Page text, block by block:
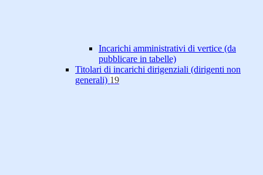
Incarichi amministrativi di vertice (da
pubblicare in tabelle)
Titolari di incarichi dirigenziali (dirigenti non
generali) 19